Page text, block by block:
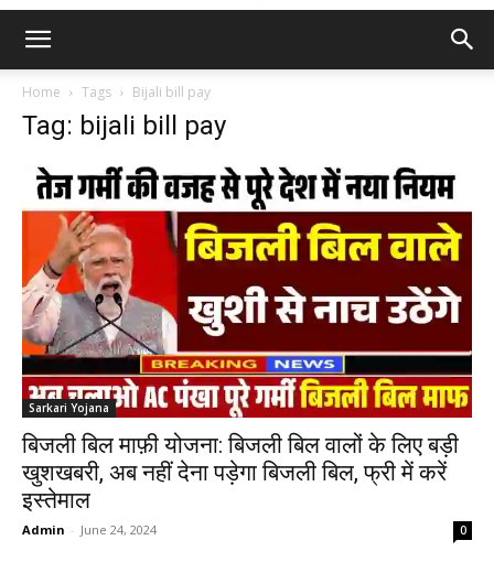
Home Tags Bijali bill pay
Tag: bijali bill pay
Sarkari Yojana
बिजली बिल माफ़ी योजना: बिजली बिल वालों के लिए बड़ी
खुशखबरी, अब नहीं देना पड़ेगा बिजली बिल, फ्री में करें
इस्तेमाल
Admin - June 24, 2024 0